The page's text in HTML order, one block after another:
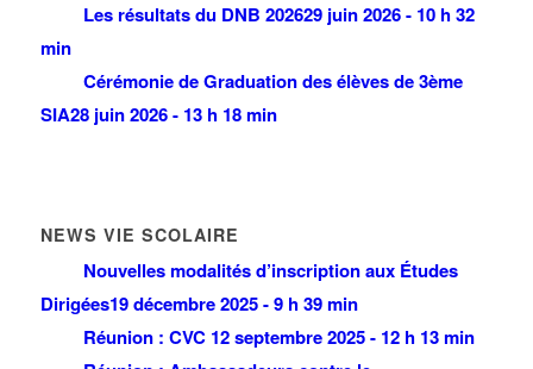
Les résultats du DNB 202629 juin 2026 - 10 h 32
min
Cérémonie de Graduation des élèves de 3ème
SIA28 juin 2026 - 13 h 18 min
NEWS VIE SCOLAIRE
Nouvelles modalités d’inscription aux Études
Dirigées19 décembre 2025 - 9 h 39 min
Réunion : CVC 12 septembre 2025 - 12 h 13 min